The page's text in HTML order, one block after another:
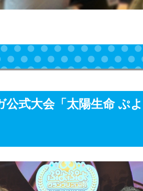
公式大会「太陽生命 ぷ